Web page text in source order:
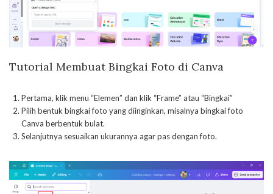
Tutorial Membuat Bingkai Foto di Canva
Pertama, klik menu “Elemen” dan klik “Frame” atau “Bingkai”
Pilih bentuk bingkai foto yang diinginkan, misalnya bingkai foto
Canva berbentuk bulat.
Selanjutnya sesuaikan ukurannya agar pas dengan foto.